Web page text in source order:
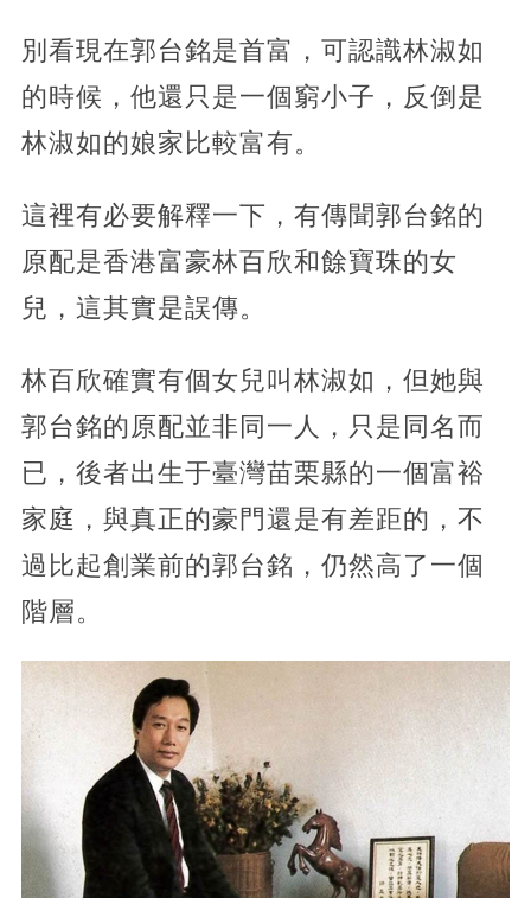
別看現在郭台銘是首富，可認識林淑如
的時候，他還只是一個窮小子，反倒是
林淑如的娘家比較富有。
這裡有必要解釋一下，有傳聞郭台銘的
原配是香港富豪林百欣和餘寶珠的女
兒，這其實是誤傳。
林百欣確實有個女兒叫林淑如，但她與
郭台銘的原配並非同一人，只是同名而
已，後者出生于臺灣苗栗縣的一個富裕
家庭，與真正的豪門還是有差距的，不
過比起創業前的郭台銘，仍然高了一個
階層。